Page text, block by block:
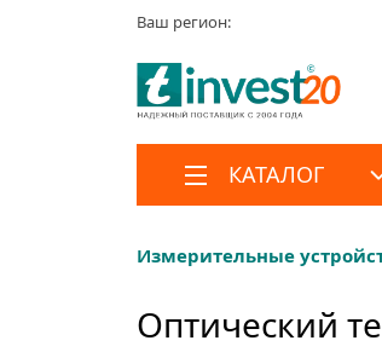
Ваш регион:
КАТАЛОГ
Измерительные
Оптический